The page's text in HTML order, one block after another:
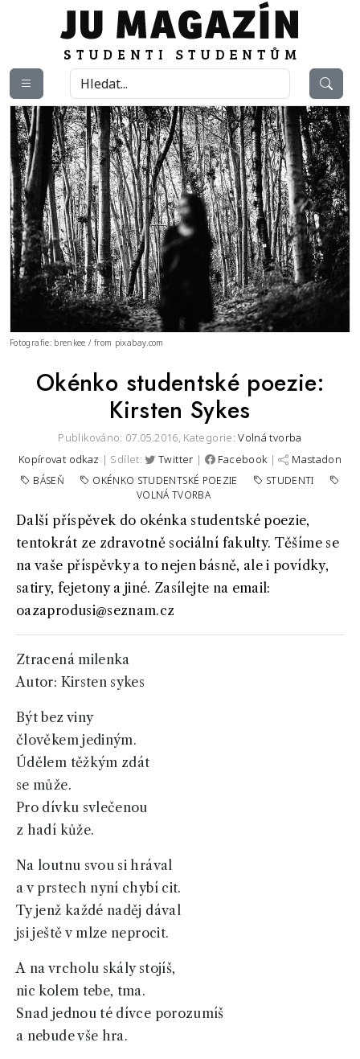
Fotografie: brenkee / from pixabay.com
Okénko studentské poezie:
Kirsten Sykes
Publikováno: 07.05.2016, Kategorie:Volná tvorba
Kopírovat odkaz | Sdílet: Twitter | Facebook | Mastadon
BÁSEŇ OKÉNKO STUDENTSKÉ POEZIE
STUDENTI
VOLNÁ TVORBA
Další příspěvek do okénka studentské poezie,
tentokrát ze zdravotně sociální fakulty. Těšíme se
na vaše příspěvky a to nejen básně, ale i povídky,
satiry, fejetony a jiné. Zasílejte na email:
oazaprodusi@seznam.cz
Ztracená milenka
Autor: Kirsten sykes
Být bez viny
člověkem jediným.
Údělem těžkým zdát
se může.
Pro dívku svlečenou
z hadí kůže.
Na loutnu svou si hrával
a v prstech nyní chybí cit.
Ty jenž každé naděj dával
jsi ještě v mlze neprocit.
A na vrcholu skály stojíš,
nic kolem tebe, tma.
Snad jednou té dívce porozumíš
a nebude vše hra.